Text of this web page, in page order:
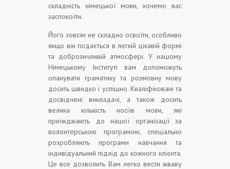
складність німецької мови, хочемо вас
заспокоїти.
Його зовсім не складно освоїти, особливо
якщо він подається в легкій цікавій формі
та доброзичливій атмосфері. У нашому
Німецькому Інституті вам допоможуть
опанувати граматику та розмовну мову
досить швидко і успішно. Кваліфіковані та
досвідчені викладачі, а також досить
велика кількість носіїв мови, які
приїжджають до нашої організації за
волонтерською програмою, спеціально
розробляють програми навчання та
індивідуальний підхід до кожного клієнта.
Це все дозволить Вам легко вести жваву